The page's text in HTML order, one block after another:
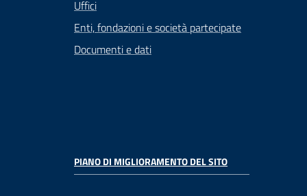
Uffici
Enti, fondazioni e società partecipate
Documenti e dati
PIANO DI MIGLIORAMENTO DEL SITO